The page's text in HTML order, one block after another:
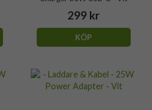
299 kr
KÖP